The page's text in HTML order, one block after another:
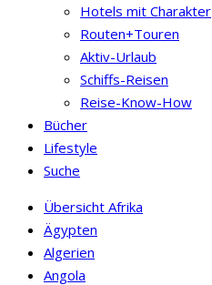
Hotels mit Charakter
Routen+Touren
Aktiv-Urlaub
Schiffs-Reisen
Reise-Know-How
Bücher
Lifestyle
Suche
Übersicht Afrika
Ägypten
Algerien
Angola